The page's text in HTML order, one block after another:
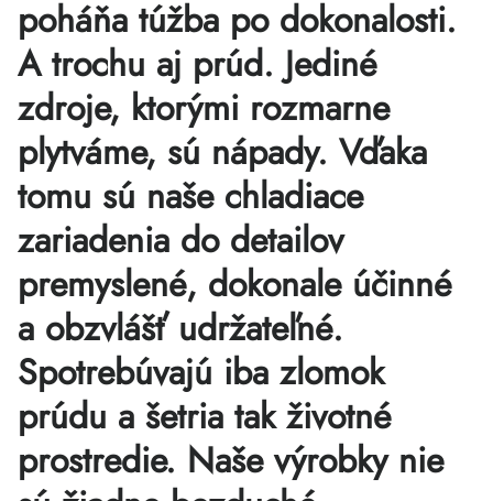
poháňa túžba po dokonalosti.
A trochu aj prúd. Jediné
zdroje, ktorými rozmarne
plytváme, sú nápady. Vďaka
tomu sú naše chladiace
zariadenia do detailov
premyslené, dokonale účinné
a obzvlášť udržateľné.
Spotrebúvajú iba zlomok
prúdu a šetria tak životné
prostredie. Naše výrobky nie